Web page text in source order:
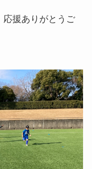
応援ありがとうご